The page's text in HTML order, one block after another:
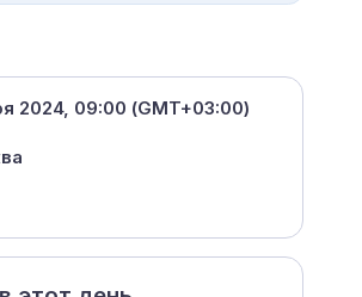
2024, 09:00 (GMT+03:00)